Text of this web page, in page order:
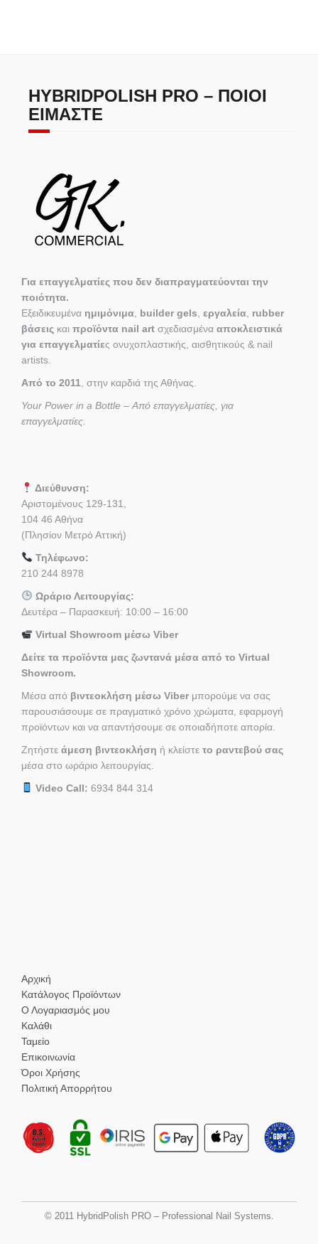
HYBRIDPOLISH PRO – ΠΟΙΟΙ
ΕΊΜΑΣΤΕ
Για επαγγελματίες που δεν διαπραγματεύονται την
ποιότητα.
Εξειδικευμένα ημιμόνιμα builder gels εργαλεία rubber
βάσεις και προϊόντα nail art σχεδιασμένα αποκλειστικά
για επαγγελματίες ονυχοπλαστικής, αισθητικούς & nail
artists.
Από το 2011 , στην καρδιά της Αθήνας.
Your Power in a Bottle – Από επαγγελματίες, για
επαγγελματίες.
Διεύθυνση:
Αριστομένους 129-131,
104 46 Αθήνα
(Πλησίον Μετρό Αττική)
Τηλέφωνο:
210 244 8978
Ωράριο Λειτουργίας:
Δευτέρα – Παρασκευή: 10:00 – 16:00
Virtual Showroom μέσω Viber
Δείτε τα προϊόντα μας ζωντανά μέσα από το Virtual
Showroom.
Μέσα από βιντεοκλήση μέσω Viber μπορούμε να σας
παρουσιάσουμε σε πραγματικό χρόνο χρώματα, εφαρμογή
προϊόντων και να απαντήσουμε σε οποιαδήποτε απορία.
Ζητήστε άμεση βιντεοκλήση ή κλείστε το ραντεβού σας
μέσα στο ωράριο λειτουργίας.
Video Call: 6934 844 314
Αρχική
Κατάλογος Προϊόντων
Ο Λογαριασμός μου
Καλάθι
Ταμείο
Επικοινωνία
Όροι Χρήσης
Πολιτική Απορρήτου
© 2011 HybridPolish PRO – Professional Nail Systems.